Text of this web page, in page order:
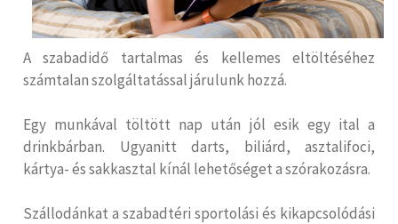
A szabadidő tartalmas és kellemes eltöltéséhez
számtalan szolgáltatással járulunk hozzá.
Egy munkával töltött nap után jól esik egy ital a
drinkbárban. Ugyanitt darts, biliárd, asztalifoci,
kártya- és sakkasztal kínál lehetőséget a szórakozásra.
Szállodánkat a szabadtéri sportolási és kikapcsolódási